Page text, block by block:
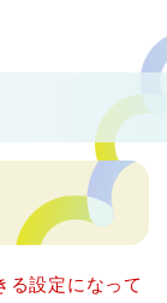
る設定になって